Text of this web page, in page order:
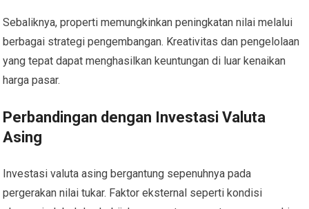
Sebaliknya, properti memungkinkan peningkatan nilai melalui
berbagai strategi pengembangan. Kreativitas dan pengelolaan
yang tepat dapat menghasilkan keuntungan di luar kenaikan
harga pasar.
Perbandingan dengan Investasi Valuta
Asing
Investasi valuta asing bergantung sepenuhnya pada
pergerakan nilai tukar. Faktor eksternal seperti kondisi